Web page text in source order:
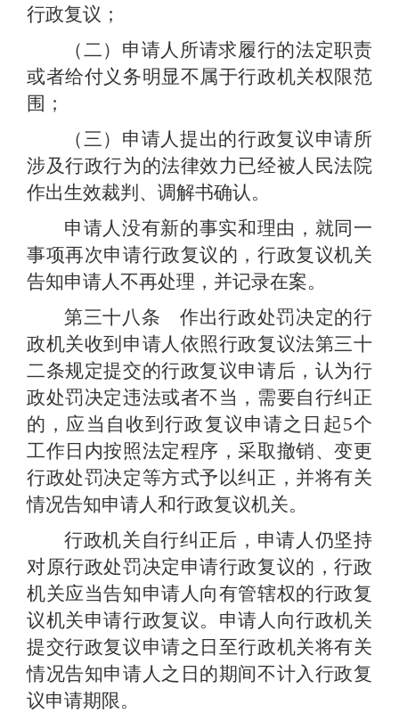
行政复议；
（二）申请人所请求履行的法定职责
或者给付义务明显不属于行政机关权限范
围；
（三）申请人提出的行政复议申请所
涉及行政行为的法律效力已经被人民法院
作出生效裁判、调解书确认。
申请人没有新的事实和理由，就同一
事项再次申请行政复议的，行政复议机关
告知申请人不再处理，并记录在案。
第三十八条 作出行政处罚决定的行
政机关收到申请人依照行政复议法第三十
二条规定提交的行政复议申请后，认为行
政处罚决定违法或者不当，需要自行纠正
的，应当自收到行政复议申请之日起5个
工作日内按照法定程序，采取撤销、变更
行政处罚决定等方式予以纠正，并将有关
情况告知申请人和行政复议机关。
行政机关自行纠正后，申请人仍坚持
对原行政处罚决定申请行政复议的，行政
机关应当告知申请人向有管辖权的行政复
议机关申请行政复议。申请人向行政机关
提交行政复议申请之日至行政机关将有关
情况告知申请人之日的期间不计入行政复
议申请期限。